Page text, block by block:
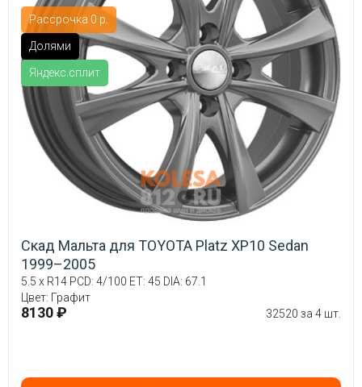
Рассрочка 0 р.
Долями
Яндекс.сплит
Скад Мальта для TOYOTA Platz XP10 Sedan
1999–2005
5.5 x R14 PCD: 4/100 ET: 45 DIA: 67.1
Цвет: Графит
8130 ₽ 32520 за 4 шт.